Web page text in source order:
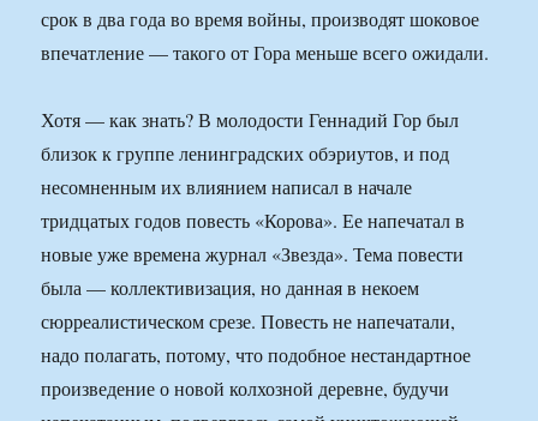
срок в два года во время войны, производят шоковое
впечатление — такого от Гора меньше всего ожидали.
Хотя — как знать? В молодости Геннадий Гор был
близок к группе ленинградских обэриутов, и под
несомненным их влиянием написал в начале
тридцатых годов повесть «Корова». Ее напечатал в
новые уже времена журнал «Звезда». Тема повести
была — коллективизация, но данная в некоем
сюрреалистическом срезе. Повесть не напечатали,
надо полагать, потому, что подобное нестандартное
произведение о новой колхозной деревне, будучи